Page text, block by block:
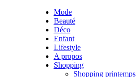
Mode
Beauté
Déco
Enfant
Lifestyle
A propos
Shopping
Shopping printemps